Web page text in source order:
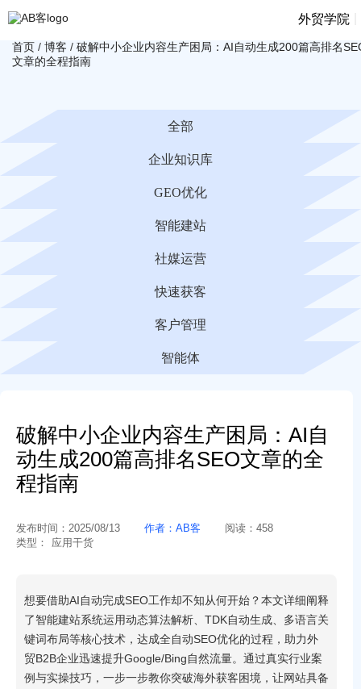
外贸学院
首页 / 博客 / 破解中小企业内容生产困局：AI自动生成200篇高排名
文章的全程指南
全部
企业知识库
GEO优化
智能建站
社媒运营
快速获客
客户管理
智能体
破解中小企业内容生产困局：AI自
动生成200篇高排名SEO文章的全
程指南
发布时间： 2025/08/13 作者： AB客 阅读： 458
类型：
应用干货
想要借助AI自动完成SEO工作却不知从何开始？本文详细阐释
了智能建站系统运用动态算法解析、TDK自动生成、多语言关
键词布局等核心技术，达成全自动SEO优化的过程，助力外
贸B2B企业迅速提升Google/Bing自然流量。通过真实行业案
例与实操技巧，一步一步教你突破海外获客困境，让网站具备